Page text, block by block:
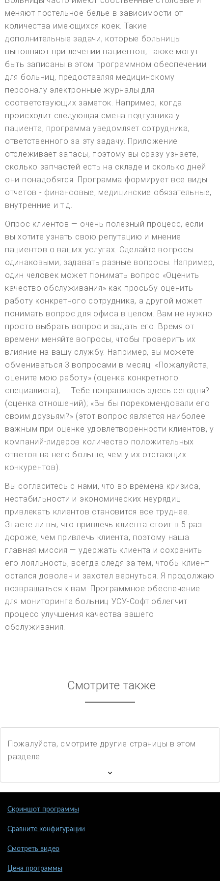
меняют постельное белье в зависимости от
количества имеющихся коек. Такие
дополнительные задачи, которые больницы
выполняют при лечении пациентов, также могут
быть записаны в этом программном обеспечении
для больниц, предоставляя медицинскому
персоналу электронные журналы для
соответствующих заметок. Например, когда
происходит следующая смена подгузника у
пациента, программа уведомляет сотрудника,
ответственного за эту задачу. Приложение
отслеживает запасы, поэтому вы сразу узнаете,
сколько запчастей есть на складе и сколько дней
они понадобятся. Программа формирует все виды
отчетов - финансовые, медицинские обязательные,
внутренние и т.д.
Опрос клиентов — очень полезный процесс, если
вы хотите узнать свою репутацию и мнение
пациентов о ваших услугах. Сделайте вопросы
одинаковыми; задавать разные вопросы. Например,
один человек может понимать вопрос «Оценить
качество обслуживания» как просьбу оценить
работу конкретного сотрудника, а другой может
понимать вопрос для офиса в целом. Вам не нужно
просто выбрать вопрос и задать его. Время от
времени меняйте вопросы, чтобы проверить их
влияние на вашу службу. Например, вы можете
обмениваться 3 вопросами в месяц: «Пожалуйста,
оцените мою работу» (оценка конкретного
специалиста); — Тебе понравилось здесь сегодня?
(оценка отношений); «Вы бы порекомендовали его
своим друзьям?» (этот вопрос является наиболее
важным при оценке удовлетворенности клиентов, у
компаний-лидеров количество положительных
ответов на него больше, чем у их отстающих
конкурентов).
Вы согласитесь с нами, что во времена кризиса,
нестабильности и экономических неурядиц
привлекать клиентов становится все труднее.
Знаете ли вы, что привлечь клиента стоит в 5 раз
дороже, чем привлечь клиента, поэтому наша
главная миссия — удержать клиента и сохранить
его лояльность, всегда следя за тем, чтобы клиент
остался доволен и захотел вернуться. Я продолжаю
возвращаться к вам. Программное обеспечение
для мониторинга больниц УСУ-Софт облегчит
процесс улучшения качества вашего
обслуживания.
Смотрите также
Пожалуйста, смотрите другие страницы в этом
разделе
Скриншот программы
Сравните конфигурации
Смотреть видео
Цена программы